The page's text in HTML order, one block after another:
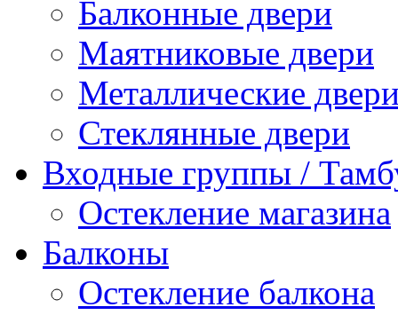
Балконные двери
Маятниковые двери
Металлические
Стеклянные двери
Входные группы /
Остекление магазина
Балконы
Остекление балкона